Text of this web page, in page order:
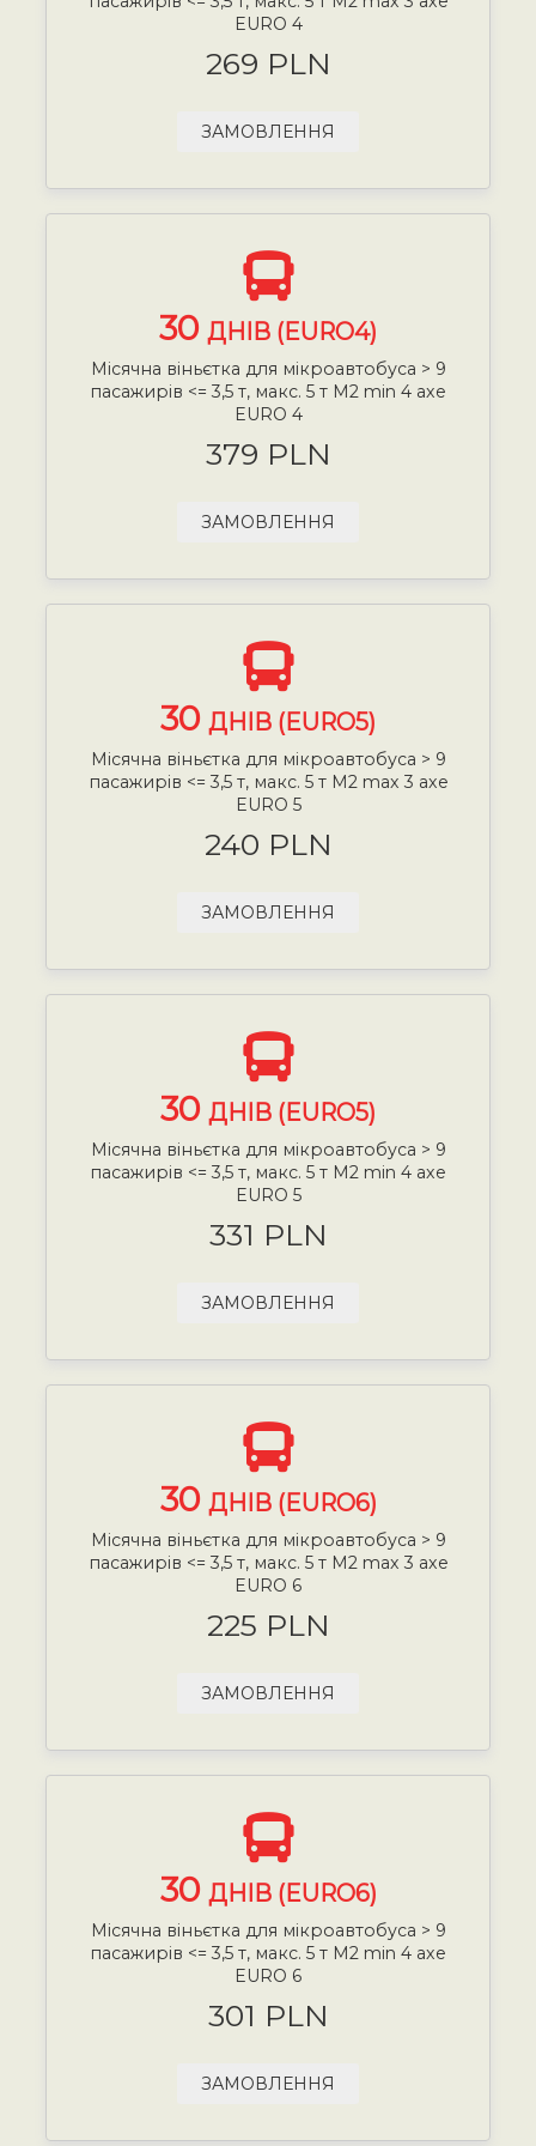
EURO 4
269 PLN
ЗАМОВЛЕННЯ
30 ДНІВ (EURO4)
Місячна віньєтка для мікроавтобуса > 9
пасажирів <= 3,5 т, макс. 5 т М2 min 4 axe
EURO 4
379 PLN
ЗАМОВЛЕННЯ
30 ДНІВ (EURO5)
Місячна віньєтка для мікроавтобуса > 9
пасажирів <= 3,5 т, макс. 5 т М2 max 3 axe
EURO 5
240 PLN
ЗАМОВЛЕННЯ
30 ДНІВ (EURO5)
Місячна віньєтка для мікроавтобуса > 9
пасажирів <= 3,5 т, макс. 5 т М2 min 4 axe
EURO 5
331 PLN
ЗАМОВЛЕННЯ
30 ДНІВ (EURO6)
Місячна віньєтка для мікроавтобуса > 9
пасажирів <= 3,5 т, макс. 5 т М2 max 3 axe
EURO 6
225 PLN
ЗАМОВЛЕННЯ
30 ДНІВ (EURO6)
Місячна віньєтка для мікроавтобуса > 9
пасажирів <= 3,5 т, макс. 5 т М2 min 4 axe
EURO 6
301 PLN
ЗАМОВЛЕННЯ